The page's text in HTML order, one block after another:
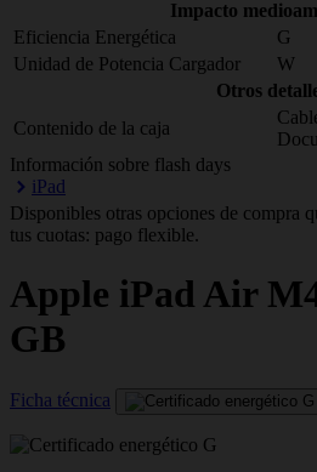
Impacto
Eficiencia Energética
G
Unidad de Potencia Cargador
W
Otros
Contenido de la caja
Información sobre flash days
iPad
Disponibles otras opciones de compra
tus cuotas: pago flexible.
Apple iPad Air
GB
Ficha técnica